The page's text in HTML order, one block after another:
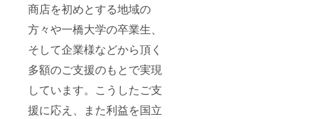
商店を初めとする地域の
方々や一橋大学の卒業生、
そして企業様などから頂く
多額のご支援のもとで実現
しています。こうしたご支
援に応え、また利益を国立